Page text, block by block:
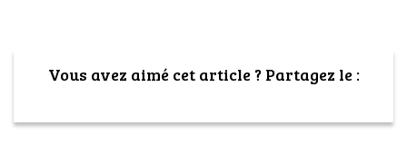
Vous avez aimé cet article ? Partagez le :